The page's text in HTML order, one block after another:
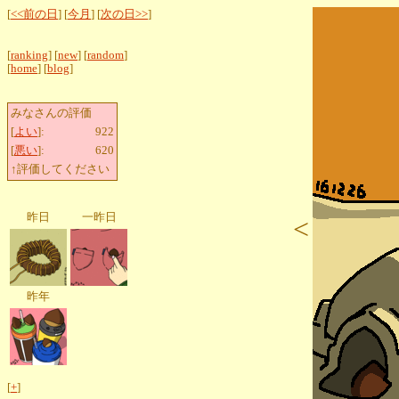
[<<前の日 ] [今月 ] [次の日>>]
[ranking] [new] [random]
[home] [blog]
みなさんの評価
[よい]:
922
[悪い]:
620
↑評価してください
昨日 一昨日
昨年
[+]
<